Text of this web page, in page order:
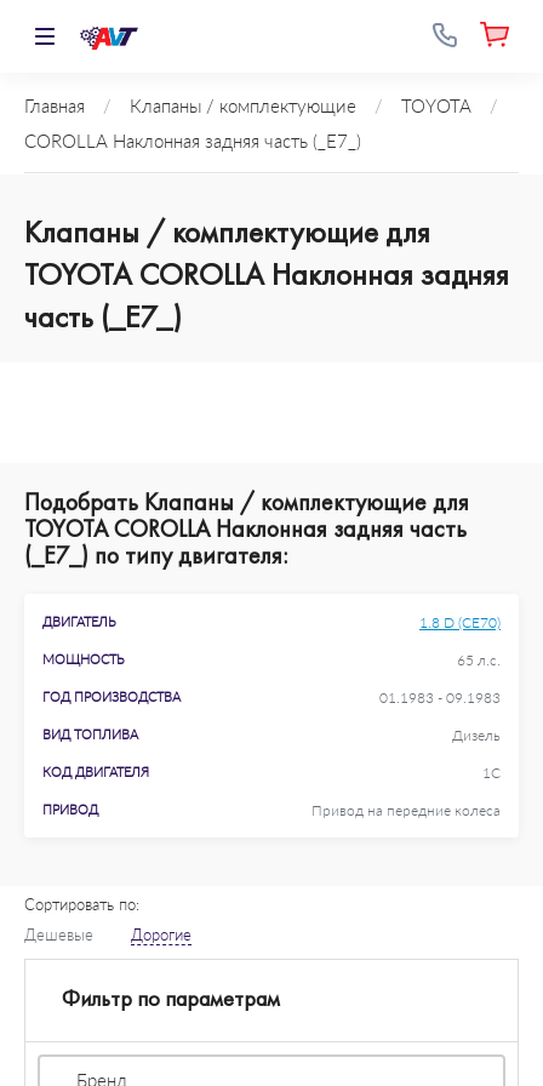
Главная / Клапаны / комплектующие / TOYOTA
/
COROLLA Наклонная задняя часть (_E7_)
Клапаны / комплектующие для
TOYOTA COROLLA Наклонная задняя
часть (_E7_)
Подобрать Клапаны / комплектующие для
TOYOTA COROLLA Наклонная задняя часть
(_E7_) по типу двигателя:
ДВИГАТЕЛЬ 1.8 D (CE70)
МОЩНОСТЬ 65 л.с.
ГОД ПРОИЗВОДСТВА 01.1983 - 09.1983
ВИД ТОПЛИВА Дизель
КОД ДВИГАТЕЛЯ 1C
ПРИВОД Привод на передние колеса
Сортировать по:
Дешевые
Дорогие
Фильтр по параметрам
Бренд